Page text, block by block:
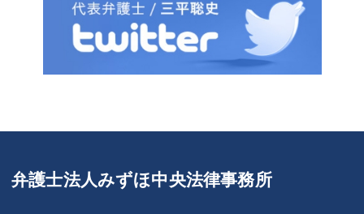
弁護士法人みずほ中央法律事務所